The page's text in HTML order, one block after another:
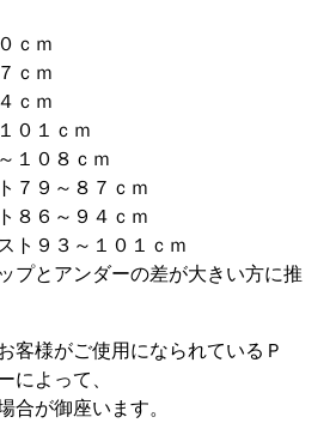
ｃｍ
ｃｍ
ｃｍ
０１ｃｍ
１０８ｃｍ
７９～８７ｃｍ
８６～９４ｃｍ
ト９３～１０１ｃｍ
プとアンダーの差が大きい方に推
客様がご使用になられているＰ
によって、
合が御座います。